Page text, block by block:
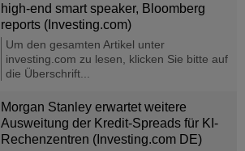
high-end smart speaker, Bloomberg
reports (Investing.com)
Um den gesamten Artikel unter
investing.com zu lesen, klicken Sie bitte auf
die Überschrift...
Morgan Stanley erwartet weitere
Ausweitung der Kredit-Spreads für KI-
Rechenzentren (Investing.com DE)